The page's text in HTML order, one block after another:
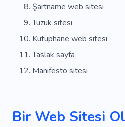
Şartname web sitesi
Tüzük sitesi
Kütüphane web sitesi
Taslak sayfa
Manifesto sitesi
Bir Web Sitesi